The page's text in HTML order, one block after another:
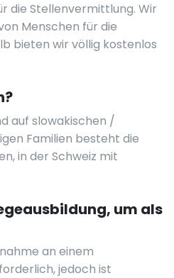
die Stellenvermittlung. Wir
Menschen für die
bieten wir völlig kostenlos
auf slowakischen /
Familien besteht die
in der Schweiz mit
um als
an einem
jedoch ist